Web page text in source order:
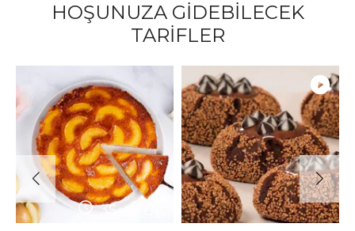
HOŞUNUZA GİDEBİLECEK
TARİFLER
35-45